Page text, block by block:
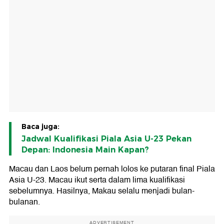
Baca juga:
Jadwal Kualifikasi Piala Asia U-23 Pekan
Depan: Indonesia Main Kapan?
Macau dan Laos belum pernah lolos ke putaran final Piala
Asia U-23. Macau ikut serta dalam lima kualifikasi
sebelumnya. Hasilnya, Makau selalu menjadi bulan-
bulanan.